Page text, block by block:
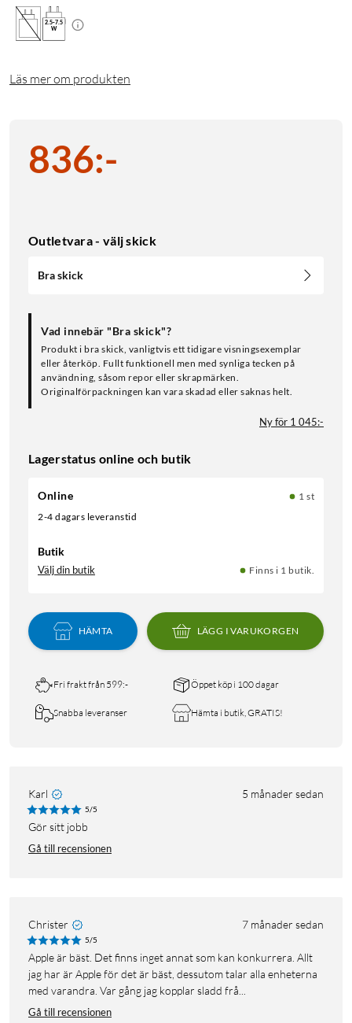
2.5-7.5
W
Läs mer om produkten
836:-
Outletvara - välj skick
Bra skick
Vad innebär "Bra skick"?
Produkt i bra skick, vanligtvis ett tidigare visningsexemplar
eller återköp. Fullt funktionell men med synliga tecken på
användning, såsom repor eller skrapmärken.
Originalförpackningen kan vara skadad eller saknas helt.
Ny för 1 045:-
Lagerstatus online och butik
Online
1 st
2-4 dagars leveranstid
Butik
Välj din butik Finns i 1 butik.
HÄMTA LÄGG I VARUKORGEN
Fri frakt från 599:- Öppet köp i 100 dagar
Snabba leveranser Hämta i butik, GRATIS!
Karl 5 månader sedan
5/5
Gör sitt jobb
Gå till recensionen
Christer 7 månader sedan
5/5
Apple är bäst. Det finns inget annat som kan konkurrera. Allt
jag har är Apple för det är bäst, dessutom talar alla enheterna
med varandra. Var gång jag kopplar sladd frå...
Gå till recensionen